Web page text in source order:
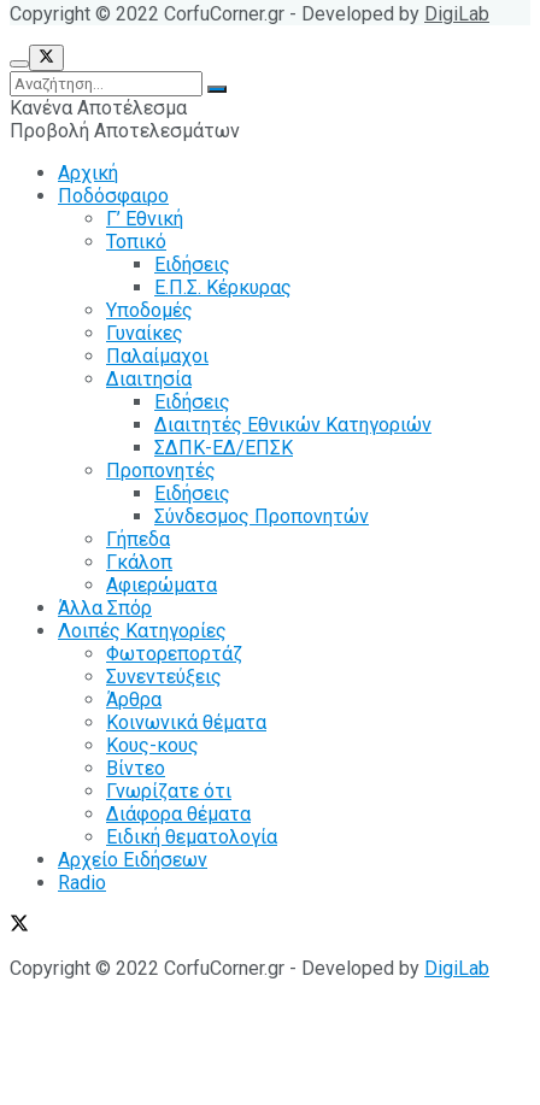
Copyright © 2022 CorfuCorner.gr - Developed by DigiLab
Κανένα Αποτέλεσμα
Προβολή Αποτελεσμάτων
Αρχική
Ποδόσφαιρο
Γ’ Εθνική
Τοπικό
Ειδήσεις
Ε.Π.Σ. Κέρκυρας
Υποδομές
Γυναίκες
Παλαίμαχοι
Διαιτησία
Ειδήσεις
Διαιτητές Εθνικών Κατηγοριών
ΣΔΠΚ-ΕΔ/ΕΠΣΚ
Προπονητές
Ειδήσεις
Σύνδεσμος Προπονητών
Γήπεδα
Γκάλοπ
Αφιερώματα
Άλλα Σπόρ
Λοιπές Κατηγορίες
Φωτορεπορτάζ
Συνεντεύξεις
Άρθρα
Κοινωνικά θέματα
Κους-κους
Βίντεο
Γνωρίζατε ότι
Διάφορα θέματα
Ειδική θεματολογία
Αρχείο Ειδήσεων
Radio
Copyright © 2022 CorfuCorner.gr - Developed by DigiLab